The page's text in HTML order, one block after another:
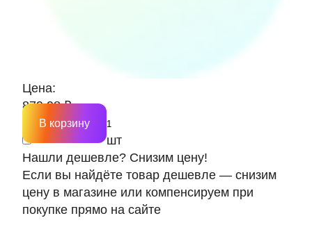
Цена:
879.98 ₽
шт
В корзину
Нашли дешевле? Снизим цену!
Если вы найдёте товар дешевле — снизим
цену в магазине или компенсируем при
покупке прямо на сайте